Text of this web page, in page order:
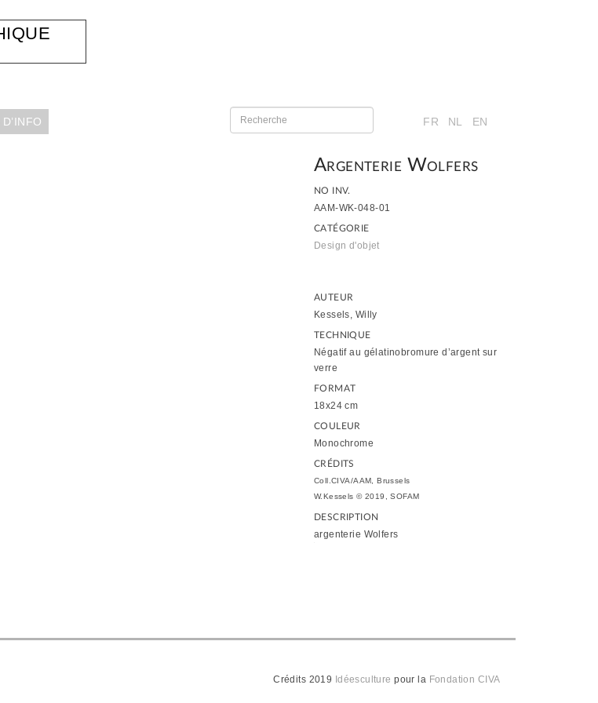
FR NL EN
Argenterie Wolfers
NO INV.
AAM-WK-048-01
CATÉGORIE
Design d'objet
AUTEUR
Kessels, Willy
TECHNIQUE
Négatif au gélatinobromure d’argent sur
verre
FORMAT
18x24 cm
COULEUR
Monochrome
CRÉDITS
Coll.CIVA/AAM, Brussels
W.Kessels © 2019, SOFAM
DESCRIPTION
argenterie Wolfers
Crédits 2019 Idéesculture pour la Fondation CIVA